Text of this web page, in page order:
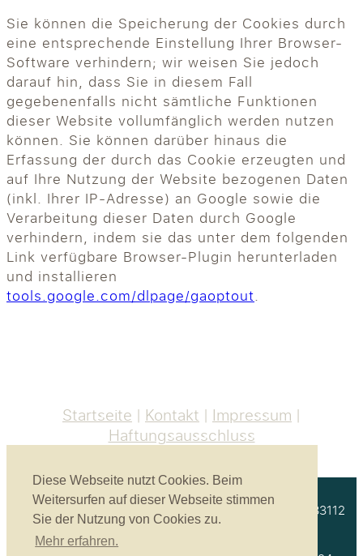
Diese Webseite nutzt Cookies. Beim
Weitersurfen auf dieser Webseite stimmen
Sie der Nutzung von Cookies zu.
Mehr erfahren.
Sie können die Speicherung der Cookies durch
eine entsprechende Einstellung Ihrer Browser-
Software verhindern; wir weisen Sie jedoch
darauf hin, dass Sie in diesem Fall
gegebenenfalls nicht sämtliche Funktionen
dieser Website vollumfänglich werden nutzen
können. Sie können darüber hinaus die
Erfassung der durch das Cookie erzeugten und
auf Ihre Nutzung der Website bezogenen Daten
(inkl. Ihrer IP-Adresse) an Google sowie die
Verarbeitung dieser Daten durch Google
verhindern, indem sie das unter dem folgenden
Link verfügbare Browser-Plugin herunterladen
und installieren
tools.google.com/dlpage/gaoptout.
Startseite Kontakt
Impressum
Haftungsausschluss
Akustikbau Heinrich GmbH | Unterprienmühle 4 a | 83112
Frasdorf